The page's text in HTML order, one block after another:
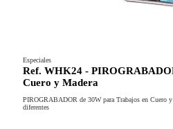
Especiales
Ref. WHK24 -
Cuero y Madera
PIROGRABADOR de 30W para Trabajos en Cuero
diferentes